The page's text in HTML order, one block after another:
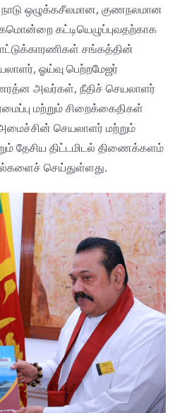
ஒழுக்கசீலமான, குணநலமான
கட்டியெழுப்புவதற்காக
சங்கத்தின்
ஓய்வு பெற்றமேஜர்
அவர்கள், நீதிச் செயலாளர்
மற்றும் சிறைக்கைதிகள்
செயலாளர் மற்றும்
தேசிய திட்டமிடல் திணைக்களம்
செய்துள்ளது.